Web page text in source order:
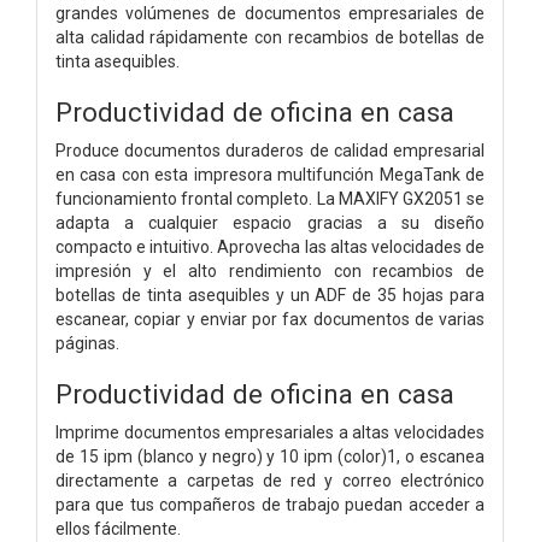
grandes volúmenes de documentos empresariales de
alta calidad rápidamente con recambios de botellas de
tinta asequibles.
Productividad de oficina en casa
Produce documentos duraderos de calidad empresarial
en casa con esta impresora multifunción MegaTank de
funcionamiento frontal completo. La MAXIFY GX2051 se
adapta a cualquier espacio gracias a su diseño
compacto e intuitivo. Aprovecha las altas velocidades de
impresión y el alto rendimiento con recambios de
botellas de tinta asequibles y un ADF de 35 hojas para
escanear, copiar y enviar por fax documentos de varias
páginas.
Productividad de oficina en casa
Imprime documentos empresariales a altas velocidades
de 15 ipm (blanco y negro) y 10 ipm (color)1, o escanea
directamente a carpetas de red y correo electrónico
para que tus compañeros de trabajo puedan acceder a
ellos fácilmente.